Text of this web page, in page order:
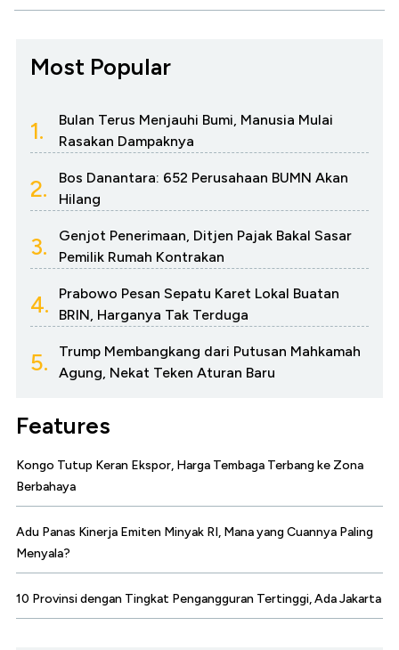
Most Popular
1.
Bulan Terus Menjauhi Bumi, Manusia Mulai
Rasakan Dampaknya
2.
Bos Danantara: 652 Perusahaan BUMN Akan
Hilang
3.
Genjot Penerimaan, Ditjen Pajak Bakal Sasar
Pemilik Rumah Kontrakan
4.
Prabowo Pesan Sepatu Karet Lokal Buatan
BRIN, Harganya Tak Terduga
5.
Trump Membangkang dari Putusan Mahkamah
Agung, Nekat Teken Aturan Baru
Features
Kongo Tutup Keran Ekspor, Harga Tembaga Terbang ke Zona
Berbahaya
Adu Panas Kinerja Emiten Minyak RI, Mana yang Cuannya Paling
Menyala?
10 Provinsi dengan Tingkat Pengangguran Tertinggi, Ada Jakarta